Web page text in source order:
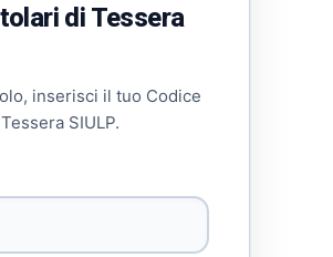
di Tessera
inserisci il tuo Codice
SIULP.